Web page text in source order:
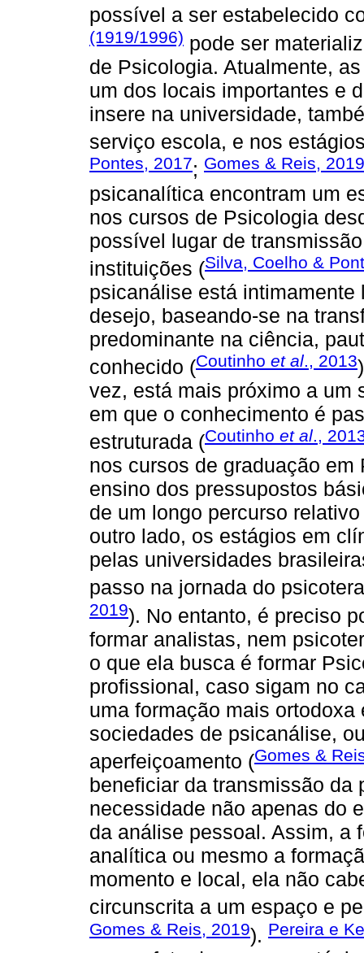
possível a ser estabelecido
(1919/1996) pode ser
de Psicologia. Atualmente,
um dos locais importantes e
insere na universidade,
serviço escola, e nos
Pontes, 2017; Gomes & Reis, 2019
psicanalítica encontram um
nos cursos de Psicologia
possível lugar de
instituições (Silva, Coelho &
psicanálise está
desejo, baseando-se na
predominante na ciência,
conhecido (Coutinho et al., 2013
vez, está mais próximo a um
em que o conhecimento é
estruturada (Coutinho et al.,
nos cursos de graduação
ensino dos pressupostos
de um longo percurso
outro lado, os estágios em
pelas universidades
passo na jornada do
2019). No entanto, é preciso
formar analistas, nem
o que ela busca é formar
profissional, caso sigam no
uma formação mais
sociedades de psicanálise,
aperfeiçoamento (Gomes &
beneficiar da transmissão da
necessidade não apenas do
da análise pessoal. Assim, a
analítica ou mesmo a
momento e local, ela não
circunscrita a um espaço e
Gomes & Reis, 2019). Pereira e